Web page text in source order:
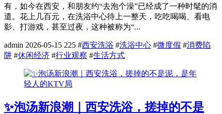
有，如今在西安，和朋友约“去泡个澡”已经成了一种时髦的消
遣。花上几百元，在洗浴中心待上一整天，吃吃喝喝、看电
影、打游戏，甚至过夜，这种被称为“...
admin 2026-05-15 225 #西安洗浴 #洗浴中心 #微度假 #消费陷
阱 #休闲经济 #行业观察 #生活方式
✨泡汤新浪潮｜西安洗浴，搓掉的不是